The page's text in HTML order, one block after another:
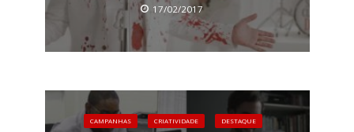
17/02/2017
CAMPANHAS CRIATIVIDADE DESTAQUE